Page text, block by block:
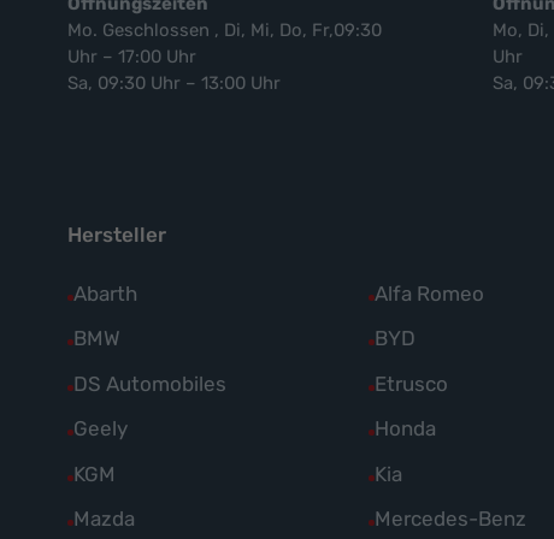
Mo. Geschlossen , Di, Mi, Do, Fr,09:30
Uhr – 17:00 Uhr
Sa, 09:30 Uhr – 13:00 Uhr
Mo,
Uhr
Sa,
Hersteller
Abarth
Alle
Fahrzeuge
Abarth
anzeigen
Alfa Romeo
Alle
Fahrzeuge
Alfa
Romeo
anzeigen
BMW
Alle
Fahrzeuge
BMW
anzeigen
BYD
Alle
Fahrzeuge
BYD
anzeigen
DS Automobiles
Alle
Fahrzeuge
DS
Automobiles
Etrusco
Alle
Fahrzeuge
Etrusco
anzeigen
Geely
Alle
Fahrzeuge
Geely
Honda
Alle
Fahrzeuge
Honda
KGM
Alle
Fahrzeuge
Kia
Alle
Fahrzeuge
Mazda
Alle Mercedes-Benz
Alle